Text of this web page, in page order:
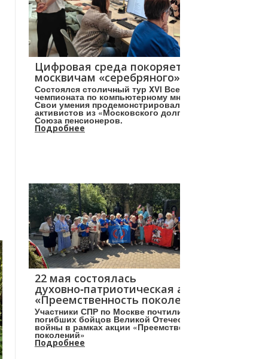
Цифровая среда покоряется
москвичам «серебряного» возраста!
Состоялся столичный тур XVI Всероссийского
чемпионата по компьютерному многоборью.
Свои умения продемонстрировали более 160
активистов из «Московского долголетия» и
Союза пенсионеров.
Подробнее
22 мая состоялась
духовно‑патриотическая акция
«Преемственность поколений»
Участники СПР по Москве почтили память
погибших бойцов Великой Отечественной
войны в рамках акции «Преемственность
поколений»
Подробнее